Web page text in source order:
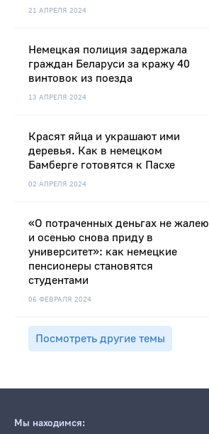
21 АПРЕЛЯ 2024
13 АПРЕЛЯ 2024
Немецкая полиция задержала
граждан Беларуси за кражу 40
винтовок из поезда
02 АПРЕЛЯ 2024
Красят яйца и украшают ими
деревья. Как в немецком
Бамберге готовятся к Пасхе
06 ФЕВРАЛЯ 2024
«О потраченных деньгах не жалею
и осенью снова приду в
университет»: как немецкие
пенсионеры становятся
студентами
Посмотреть другие темы
Мы находимся: